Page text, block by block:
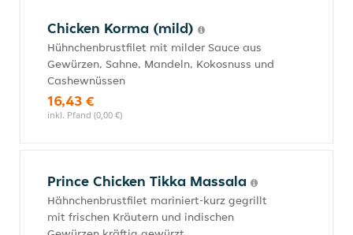
Chicken Korma (mild)
Hühnchenbrustfilet mit milder Sauce aus
Gewürzen, Sahne, Mandeln, Kokosnuss und
Cashewnüssen
16,43 €
inkl. Pfand (0,00 €)
Prince Chicken Tikka Massala
Hähnchenbrustfilet mariniert-kurz gegrillt
mit frischen Kräutern und indischen